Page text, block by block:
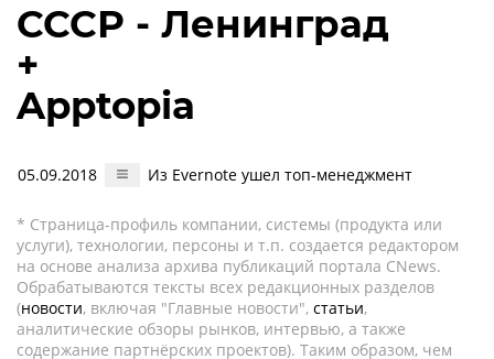
СССР - Ленинград
+
Apptopia
05.09.2018 Из Evernote ушел топ-менеджмент
* Страница-профиль компании, системы (продукта или
услуги), технологии, персоны и т.п. создается редактором
на основе анализа архива публикаций портала CNews.
Обрабатываются тексты всех редакционных разделов
(новости, включая "Главные новости", статьи,
аналитические обзоры рынков, интервью, а также
содержание партнёрских проектов). Таким образом, чем